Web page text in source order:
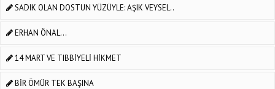
SADIK OLAN DOSTUN YÜZÜYLE: AŞIK VEYSEL..
ERHAN ÖNAL...
14 MART VE TIBBİYELİ HİKMET
BİR ÖMÜR TEK BAŞINA